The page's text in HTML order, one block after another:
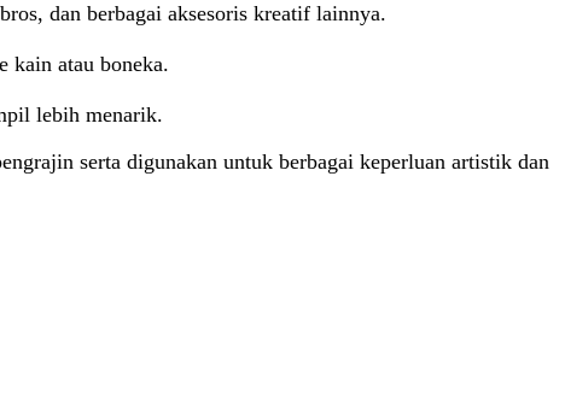
dan berbagai aksesoris kreatif lainnya.
kain atau boneka.
lebih menarik.
serta digunakan untuk berbagai keperluan artistik dan